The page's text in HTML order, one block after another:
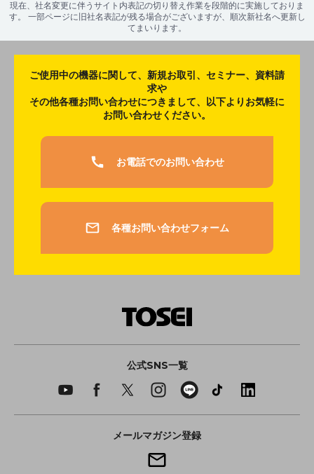
現在、社名変更に伴うサイト内表記の切り替え作業を段階的に実施しておりま
す。 一部ページに旧社名表記が残る場合がございますが、順次新社名へ更新し
てまいります。
ご使用中の機器に関して、新規お取引、セミナー、資料請
求や
その他各種お問い合わせにつきまして、以下よりお気軽に
お問い合わせください。
お電話でのお問い合わせ
各種お問い合わせフォーム
公式SNS一覧
メールマガジン登録